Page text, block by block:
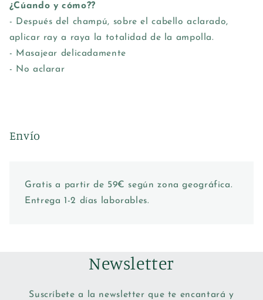
¿Cúando y cómo??
- Después del champú, sobre el cabello aclarado,
aplicar ray a raya la totalidad de la ampolla.
- Masajear delicadamente
- No aclarar
Envío
Gratis a partir de 59€ según zona geográfica.
Entrega 1-2 días laborables.
Newsletter
Suscríbete a la newsletter que te encantará y